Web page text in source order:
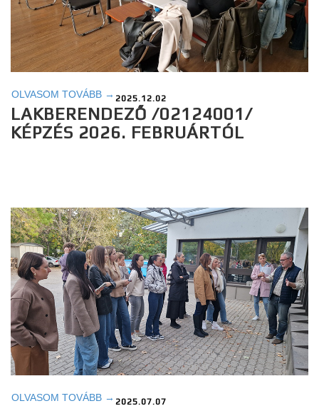
OLVASOM TOVÁBB → 2025.12.02
LAKBERENDEZŐ /02124001/
KÉPZÉS 2026. FEBRUÁRTÓL
OLVASOM TOVÁBB → 2025.07.07